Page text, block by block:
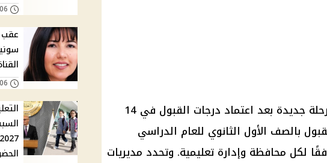
دخل تنسيق الثانوي العام 2026 مرحلة جديدة بعد اعتماد درجات القبول في 14
بالصف الأول الثانوي للعام الدراسي
160 و240 درجة، وفقًا لكل محافظة وإدارة تعليمية. وتحدد مديريات
06 أغسطس, 2026 10:34 م
عقب
06 أغسطس, 2026 10:15 م